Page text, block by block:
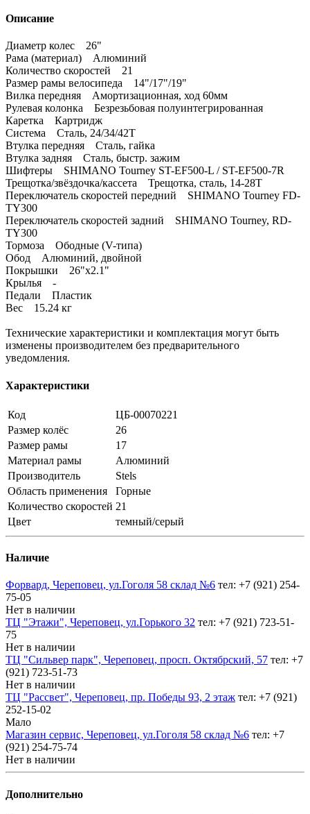
Описание
Диаметр колес 26"
Рама (материал) Алюминий
Количество скоростей 21
Размер рамы велосипеда 14"/17"/19"
Вилка передняя Амортизационная, ход 60мм
Рулевая колонка Безрезьбовая полуинтегрированная
Каретка Картридж
Система Сталь, 24/34/42Т
Втулка передняя Сталь, гайка
Втулка задняя Сталь, быстр. зажим
Шифтеры SHIMANO Tourney ST-EF500-L / ST-EF500-7R
Трещотка/звёздочка/кассета Трещотка, сталь, 14-28Т
Переключатель скоростей передний SHIMANO Tourney FD-
TY300
Переключатель скоростей задний SHIMANO Tourney, RD-
TY300
Тормоза Ободные (V-типа)
Обод Алюминий, двойной
Покрышки 26"x2.1"
Крылья -
Педали Пластик
Вес 15.24 кг
Технические характеристики и комплектация могут быть
изменены производителем без предварительного
уведомления.
Характеристики
Код
ЦБ-00070221
Размер колёс
26
Размер рамы
17
Материал рамы
Алюминий
Производитель
Stels
Область применения
Горные
Количество скоростей 21
Цвет
темный/серый
Наличие
Форвард, Череповец, ул.Гоголя 58 склад №6 тел: +7 (921) 254-
75-05
Нет в наличии
ТЦ "Этажи", Череповец, ул.Горького 32 тел: +7 (921) 723-51-
75
Нет в наличии
ТЦ "Сильвер парк", Череповец, просп. Октябрский, 57 тел: +7
(921) 723-51-73
Нет в наличии
ТЦ "Рассвет", Череповец, пр. Победы 93, 2 этаж тел: +7 (921)
252-15-02
Мало
Магазин сервис, Череповец, ул.Гоголя 58 склад №6 тел: +7
(921) 254-75-74
Нет в наличии
Дополнительно